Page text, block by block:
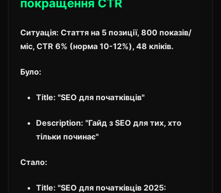
покращення CTR
Ситуація: Стаття на 5 позиції, 800 показів/
міс, CTR 6% (норма 10-12%), 48 кліків.
Було:
Title: "SEO для початківців"
Description: "Гайд з SEO для тих, хто
тільки починає"
Стало:
Title: "SEO для початківців 2025: